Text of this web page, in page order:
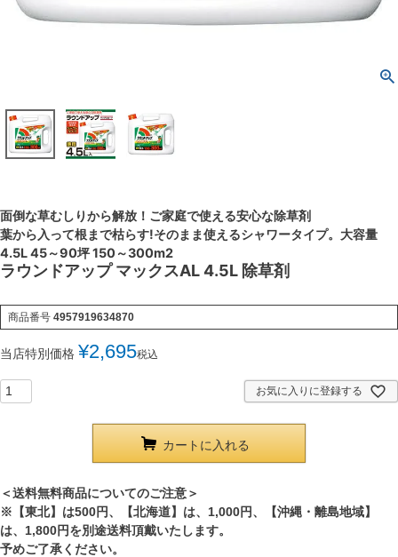
面倒な草むしりから解放！ご家庭で使える安心な除草剤
葉から入って根まで枯らす!そのまま使えるシャワータイプ。大容量
4.5L 45～90坪 150～300m2
ラウンドアップ マックスAL 4.5L 除草剤
商品番号 4957919634870
当店特別価格 ¥2,695税込
お気に入りに登録する
カートに入れる
＜送料無料商品についてのご注意＞
※【東北】は500円、【北海道】は、1,000円、【沖縄・離島地域】
は、1,800円を別途送料頂戴いたします。
予めご了承ください。